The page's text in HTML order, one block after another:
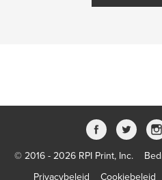
© 2016 - 2026 RPI Print, Inc.
Privacybeleid
Cookiebeleid